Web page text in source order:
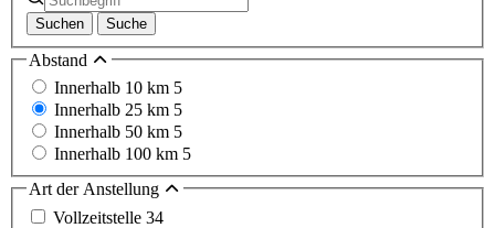
Suchen Suche
Abstand
Innerhalb 10 km 5
Innerhalb 25 km 5
Innerhalb 50 km 5
Innerhalb 100 km 5
Art der Anstellung
Vollzeitstelle 34